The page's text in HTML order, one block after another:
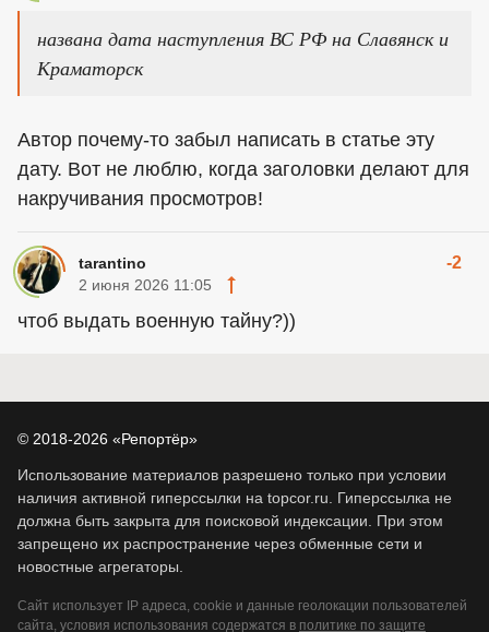
названа дата наступления ВС РФ на Славянск и
Краматорск
Автор почему-то забыл написать в статье эту
дату. Вот не люблю, когда заголовки делают для
накручивания просмотров!
tarantino -2
2 июня 2026 11:05
чтоб выдать военную тайну?))
© 2018-2026 «Репортёр»
Использование материалов разрешено только при условии
наличия активной гиперссылки на topcor.ru. Гиперссылка не
должна быть закрыта для поисковой индексации. При этом
запрещено их распространение через обменные сети и
новостные агрегаторы.
Сайт использует IP адреса, cookie и данные геолокации пользователей
сайта, условия использования содержатся в политике по защите